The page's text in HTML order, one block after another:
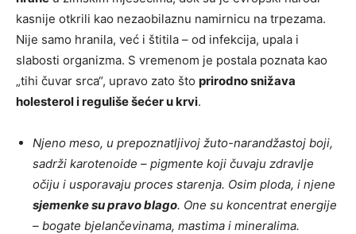
kasnije otkrili kao nezaobilaznu namirnicu na trpezama.
Nije samo hranila, već i štitila – od infekcija, upala i
slabosti organizma. S vremenom je postala poznata kao
„tihi čuvar srca“, upravo zato što prirodno snižava
holesterol i reguliše šećer u krvi.
Njeno meso, u prepoznatljivoj žuto-narandžastoj boji,
sadrži karotenoide – pigmente koji čuvaju zdravlje
očiju i usporavaju proces starenja. Osim ploda, i njene
sjemenke su pravo blago. One su koncentrat energije
– bogate bjelančevinama, mastima i mineralima.